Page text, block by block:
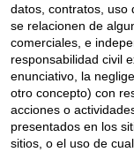
datos, contratos, uso
se relacionen de
comerciales, e
responsabilidad civil
enunciativo, la
otro concepto) con
acciones o
presentados en los
sitios, o el uso de